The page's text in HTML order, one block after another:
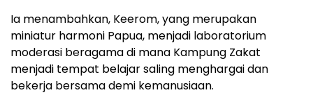
Ia menambahkan, Keerom, yang merupakan
miniatur harmoni Papua, menjadi laboratorium
moderasi beragama di mana Kampung Zakat
menjadi tempat belajar saling menghargai dan
bekerja bersama demi kemanusiaan.